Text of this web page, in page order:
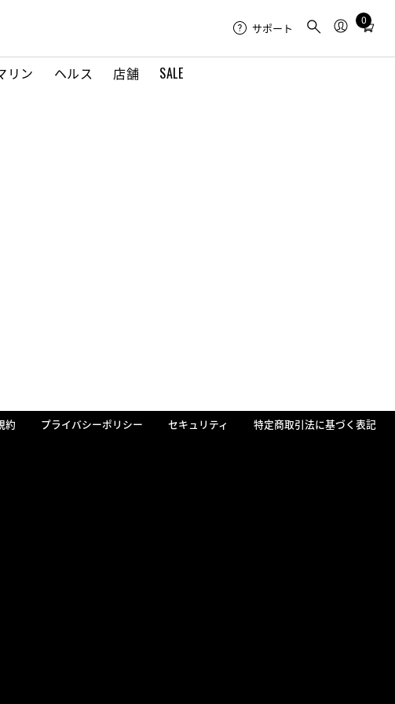
リン ヘルス 店舗 SALE
サポート
0
Total
in
約 プライバシーポリシー セキュリティ
特定商取引法に基づく表記